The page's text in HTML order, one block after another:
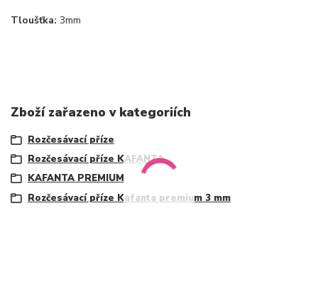
Tloušťka: 3mm
Zboží zařazeno v kategoriích
Rozčesávací příze
Rozčesávací příze KAFANTA
KAFANTA PREMIUM
Rozčesávací příze Kafanta premium 3 mm